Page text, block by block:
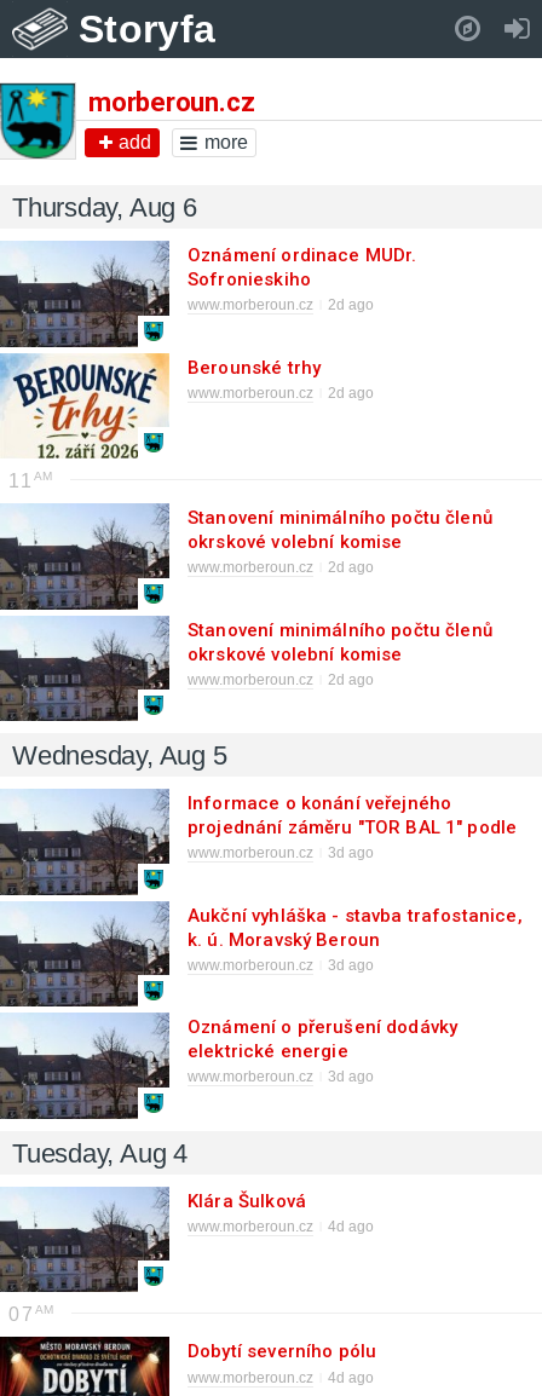
Storyfa
morberoun.cz
add more
Thursday, Aug 6
Oznámení ordinace MUDr.
Sofronieskiho
www.morberoun.cz 2d ago
Berounské trhy
www.morberoun.cz 2d ago
11
Stanovení minimálního počtu členů
okrskové volební komise
www.morberoun.cz 2d ago
Stanovení minimálního počtu členů
okrskové volební komise
www.morberoun.cz 2d ago
Wednesday, Aug 5
Informace o konání veřejného
projednání záměru "TOR BAL 1" podle
zákona o posuzování vlivů na životní
www.morberoun.cz 3d ago
Aukční vyhláška - stavba trafostanice,
k. ú. Moravský Beroun
www.morberoun.cz 3d ago
Oznámení o přerušení dodávky
elektrické energie
www.morberoun.cz 3d ago
Tuesday, Aug 4
Klára Šulková
www.morberoun.cz 4d ago
07
Dobytí severního pólu
www.morberoun.cz 4d ago
Pull down to refresh..